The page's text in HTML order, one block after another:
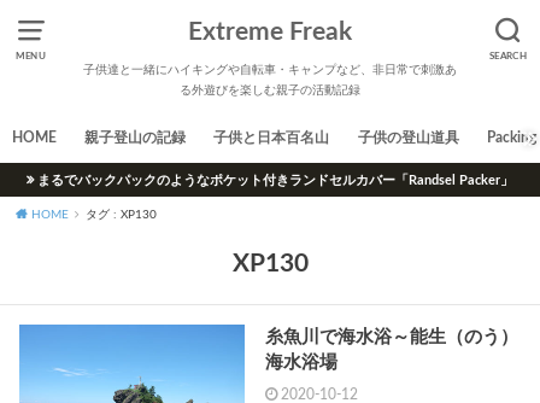
MENU SEARCH
Extreme Freak
子供達と一緒にハイキングや自転車・キャンプなど、非日常で刺激あ
る外遊びを楽しむ親子の活動記録
HOME 親子登山の記録 子供と日本百名山 子供の登山道具 Packing
まるでバックパックのようなポケット付きランドセルカバー「Randsel Packer」
HOME タグ : XP130
XP130
糸魚川で海水浴～能生（のう）
海水浴場
2020-10-12